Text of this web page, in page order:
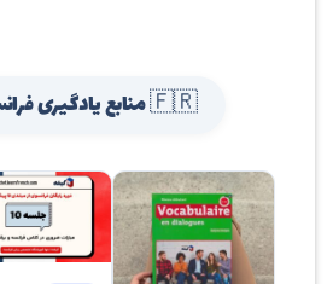
🇫🇷 منابع یادگیری فرانسه 🇫🇷